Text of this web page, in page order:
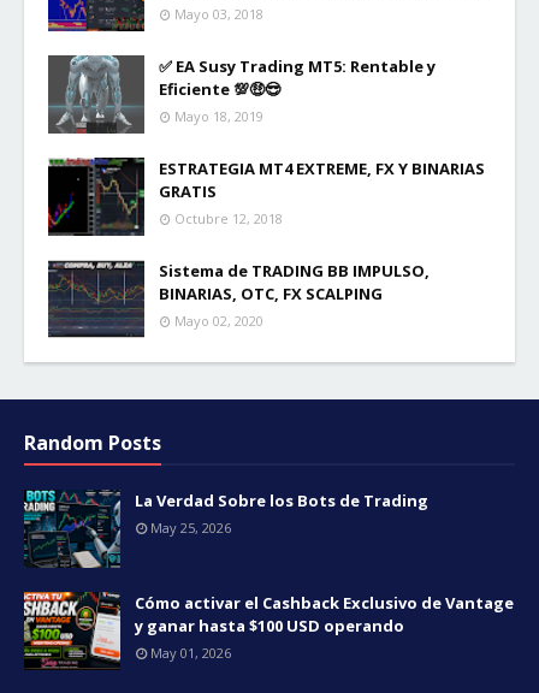
Mayo 03, 2018
✅ EA Susy Trading MT5: Rentable y
Eficiente 💯🤑😎
Mayo 18, 2019
ESTRATEGIA MT4 EXTREME, FX Y BINARIAS
GRATIS
Octubre 12, 2018
Sistema de TRADING BB IMPULSO,
BINARIAS, OTC, FX SCALPING
Mayo 02, 2020
Random Posts
La Verdad Sobre los Bots de Trading
May 25, 2026
Cómo activar el Cashback Exclusivo de Vantage
y ganar hasta $100 USD operando
May 01, 2026